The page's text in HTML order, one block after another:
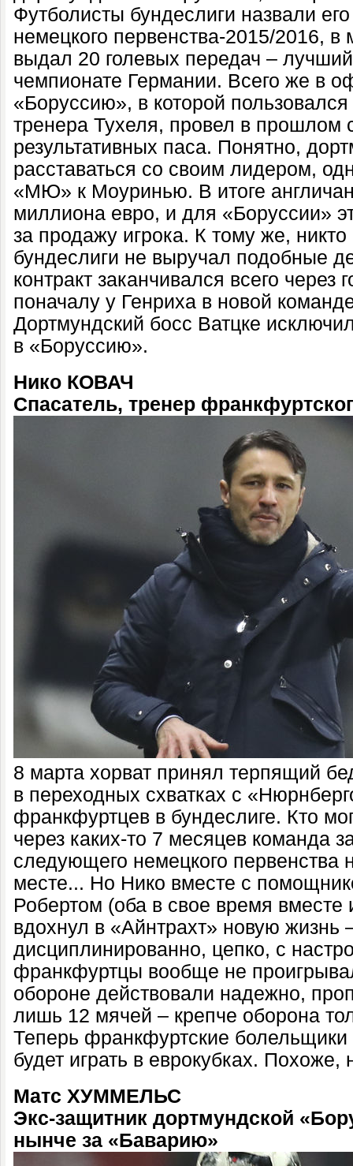
Футболисты бундеслиги назвали
немецкого первенства-2015/2016,
выдал 20 голевых передач – лучший
чемпионате Германии. Всего же в
«Боруссию», в которой
тренера Тухеля, провел в прошлом
результативных паса. Понятно,
расставаться со своим лидером,
«МЮ» к Моуринью. В итоге
миллиона евро, и для «Боруссии»
за продажу игрока. К тому же,
бундеслиги не выручал подобные
контракт заканчивался всего через
поначалу у Генриха в новой
Дортмундский босс Ватцке
в «Боруссию».
Нико КОВАЧ
Спасатель, тренер
8 марта хорват принял терпящий
в переходных схватках с
франкфуртцев в бундеслиге. Кто
через каких-то 7 месяцев команда
следующего немецкого первенства
месте... Но Нико вместе с
Робертом (оба в свое время вместе
вдохнул в «Айнтрахт» новую жизнь
дисциплинированно, цепко, с
франкфуртцы вообще не
обороне действовали надежно,
лишь 12 мячей – крепче оборона
Теперь франкфуртские болельщики
будет играть в еврокубках. Похоже,
Матс ХУММЕЛЬС
Экс-защитник дортмундской
нынче за «Баварию»